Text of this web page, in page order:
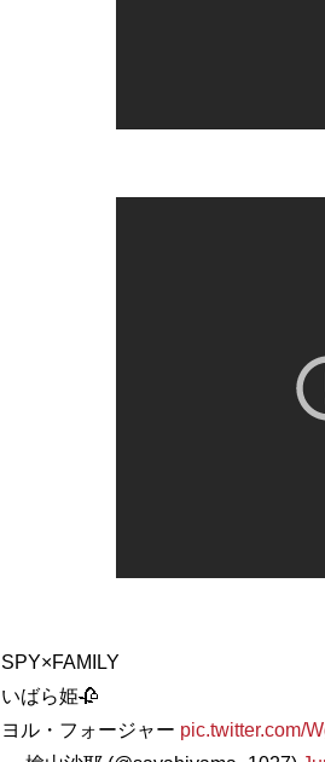
SPY×FAMILY
いばら姫🥀
ヨル・フォージャー pic.twitter.com/